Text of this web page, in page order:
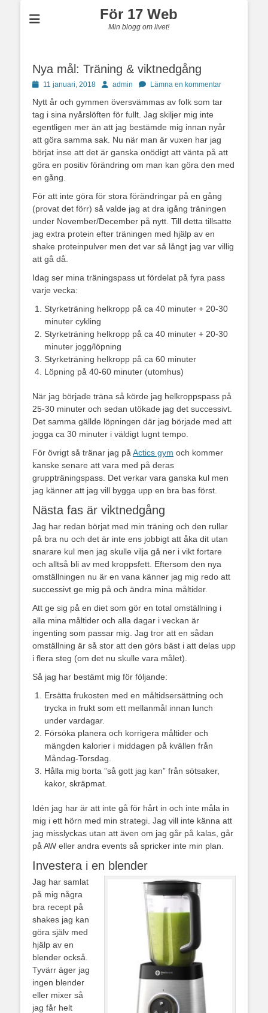
För 17 Web
Min blogg om livet!
Nya mål: Träning & viktnedgång
Publicerad
11 januari, 2018 Författare
admin Lämna en kommentar
Nytt år och gymmen översvämmas av folk som tar
tag i sina nyårslöften för fullt. Jag skiljer mig inte
egentligen mer än att jag bestämde mig innan nyår
att göra samma sak. Nu när man är vuxen har jag
börjat inse att det är ganska onödigt att vänta på att
göra en positiv förändring om man kan göra den med
en gång.
För att inte göra för stora förändringar på en gång
(provat det förr) så valde jag at dra igång träningen
under November/December på nytt. Till detta tillsatte
jag extra protein efter träningen med hjälp av en
shake proteinpulver men det var så långt jag var villig
att gå då.
Idag ser mina träningspass ut fördelat på fyra pass
varje vecka:
Styrketräning helkropp på ca 40 minuter + 20-30
minuter cykling
Styrketräning helkropp på ca 40 minuter + 20-30
minuter jogg/löpning
Styrketräning helkropp på ca 60 minuter
Löpning på 40-60 minuter (utomhus)
När jag började träna så körde jag helkroppspass på
25-30 minuter och sedan utökade jag det successivt.
Det samma gällde löpningen där jag började med att
jogga ca 30 minuter i väldigt lugnt tempo.
För övrigt så tränar jag på Actics gym och kommer
kanske senare att vara med på deras
gruppträningspass. Det verkar vara ganska kul men
jag känner att jag vill bygga upp en bra bas först.
Nästa fas är viktnedgång
Jag har redan börjat med min träning och den rullar
på bra nu och det är inte ens jobbigt att åka dit utan
snarare kul men jag skulle vilja gå ner i vikt fortare
och alltså bli av med kroppsfett. Eftersom den nya
omställningen nu är en vana känner jag mig redo att
successivt ge mig på och ändra mina måltider.
Att ge sig på en diet som gör en total omställning i
alla mina måltider och alla dagar i veckan är
ingenting som passar mig. Jag tror att en sådan
omställning är så stor att den görs bäst i att delas upp
i flera steg (om det nu skulle vara målet).
Så jag har bestämt mig för följande:
Ersätta frukosten med en måltidsersättning och
trycka in frukt som ett mellanmål innan lunch
under vardagar.
Försöka planera och korrigera måltider och
mängden kalorier i middagen på kvällen från
Måndag-Torsdag.
Hålla mig borta ”så gott jag kan” från sötsaker,
kakor, skräpmat.
Idén jag har är att inte gå för hårt in och inte måla in
mig i ett hörn med min strategi. Jag vill inte känna att
jag misslyckas utan att även om jag går på kalas, går
på AW eller andra events så spricker inte min plan.
Investera i en blender
Jag har samlat
på mig några
bra recept på
shakes jag kan
göra själv med
hjälp av en
blender också.
Tyvärr äger jag
ingen blender
eller mixer så
jag får helt